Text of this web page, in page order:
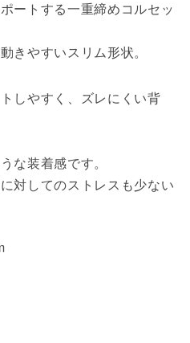
ートする一重締めコルセッ
きやすいスリム形状。
しやすく、ズレにくい背
な装着感です。
対してのストレスも少ない